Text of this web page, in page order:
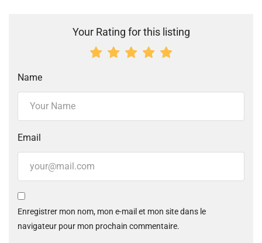
Your Rating for this listing
Name
Email
Enregistrer mon nom, mon e-mail et mon site dans le
navigateur pour mon prochain commentaire.